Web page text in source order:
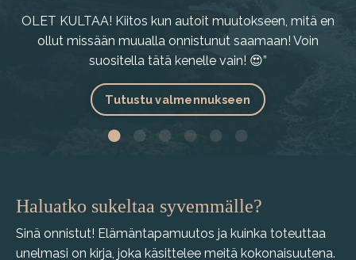
OLET KULTAA! Kiitos kun autoit muutokseen, mitä en
ollut missään muualla onnistunut saamaan! Voin
suositella tätä kenelle vain! 😍”
Tutustu valmennukseen
Haluatko sukeltaa syvemmälle?
Sinä onnistut! Elämäntapamuutos ja kuinka toteuttaa
unelmasi on kirja, joka käsittelee meitä kokonaisuutena.